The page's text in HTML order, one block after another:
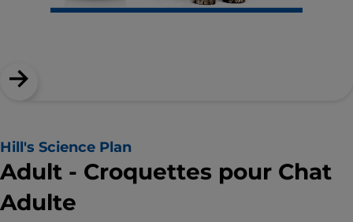
Hill's Science Plan
Adult - Croquettes pour Chat
Adulte